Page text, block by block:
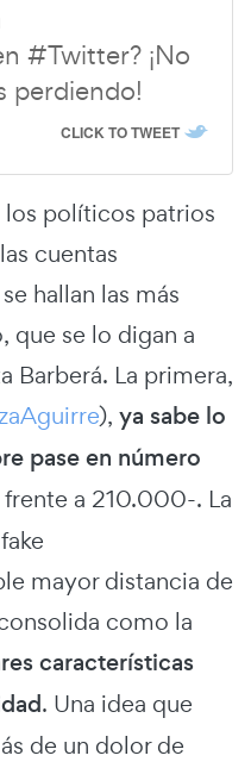
#Twitter? ¡No
perdiendo!
CLICK TO TWEET
los políticos patrios
cuentas
hallan las más
que se lo digan a
Barberá. La primera,
), ya sabe lo
pase en número
a 210.000-. La
mayor distancia de
como la
características
. Una idea que
de un dolor de